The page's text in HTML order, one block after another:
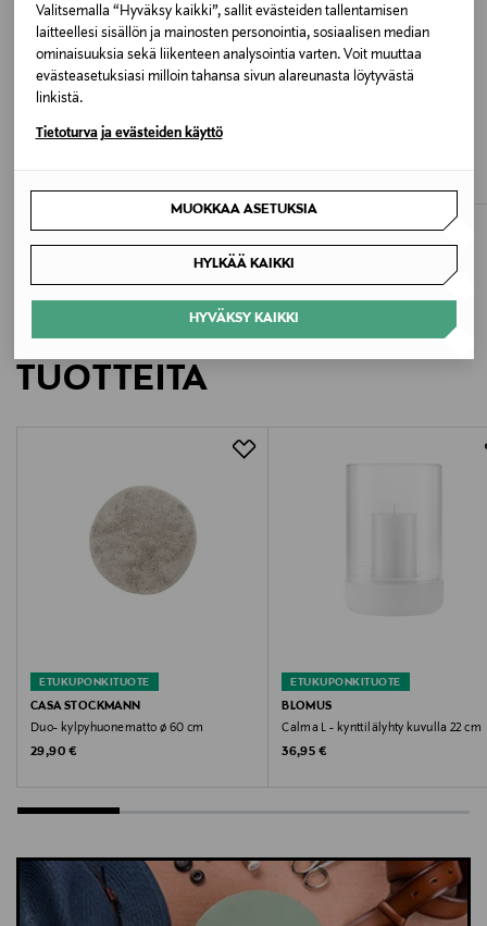
Valitsemalla “Hyväksy kaikki”, sallit evästeiden tallentamisen
laitteellesi sisällön ja mainosten personointia, sosiaalisen median
ominaisuuksia sekä liikenteen analysointia varten. Voit muuttaa
evästeasetuksiasi milloin tahansa sivun alareunasta löytyvästä
linkistä.
Tietoturva ja evästeiden käyttö
MUOKKAA ASETUKSIA
HYLKÄÄ KAIKKI
HYVÄKSY KAIKKI
Väri
0000000243 CLOUD DANCER
Valmistusmaa
Intia
Levi Strauss & Co Europe BV
Valmistajan osoite
https://levihelp.levi.com
Avainsanat
BIRKENSTOCK
LISÄÄ KIINNOSTAVIA
TUOTTEITA
ETUKUPONKITUOTE
CASA STOCKMANN
Duo- kylpyhuonematto ø 60 cm
Original Price
29,90 €
ETUKUPONKITUOTE
BLOMUS
Calma L - kynttilälyhty kuvulla 22 cm
Original Price
36,95 €